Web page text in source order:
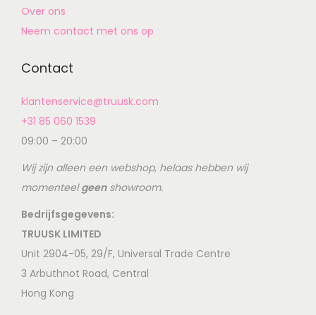
Over ons
Neem contact met ons op
Contact
klantenservice@truusk.com
+31 85 060 1539
09:00 – 20:00
Wij zijn alleen een webshop, helaas hebben wij
momenteelgeenshowroom.
Bedrijfsgegevens:
TRUUSK LIMITED
Unit 2904-05, 29/F, Universal Trade Centre
3 Arbuthnot Road, Central
Hong Kong